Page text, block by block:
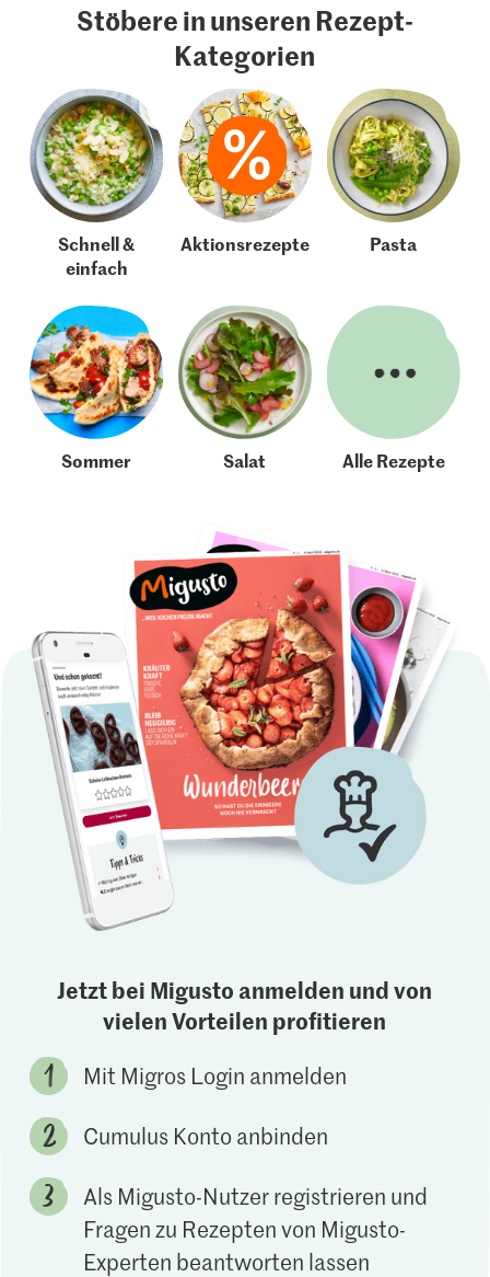
Stöbere in unseren Rezept-
Kategorien
Schnell &
einfach
Aktionsrezepte Pasta
Sommer Salat Alle Rezepte
Jetzt bei Migusto anmelden und von
vielen Vorteilen profitieren
Mit Migros Login anmelden
Cumulus Konto anbinden
Als Migusto-Nutzer registrieren und
Fragen zu Rezepten von Migusto-
Experten beantworten lassen